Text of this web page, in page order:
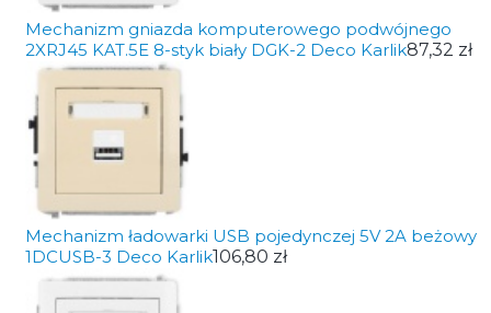
Mechanizm gniazda komputerowego podwójnego
2XRJ45 KAT.5E 8-styk biały DGK-2 Deco Karlik87,32 zł
Mechanizm ładowarki USB pojedynczej 5V 2A beżowy
1DCUSB-3 Deco Karlik106,80 zł